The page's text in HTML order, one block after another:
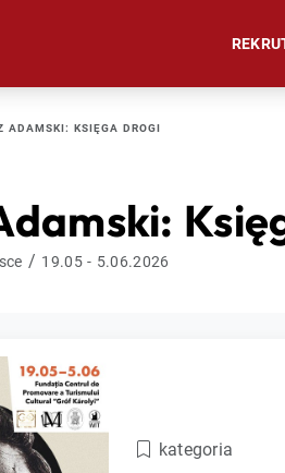
ADAMSKI: KSIĘGA DROGI
/ 19.05 - 5.06.2026
kategoria